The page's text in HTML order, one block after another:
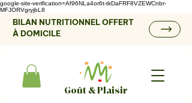
google-site-verification=Af96NLa4or6t-tkDaFRF8VZEWCnbr-
MFJORVgryjbL8
BILAN NUTRITIONNEL OFFERT
À DOMICILE
Goût & Plaisir